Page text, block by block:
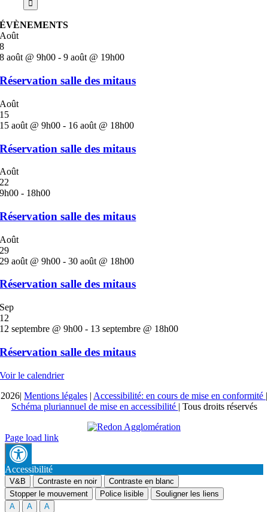
ÉVÈNEMENTS
Août
8
8 août @ 9h00 -9 août @ 19h00
Réservation salle des mitaus
Août
15
15 août @ 9h00 - 16 août @ 18h00
Réservation salle des mitaus
Août
22
9h00 - 18h00
Réservation salle des mitaus
Août
29
29 août @ 9h00 -30 août @ 18h00
Réservation salle des mitaus
Sep
12
12 septembre @ 9h00 - 13 septembre @ 18h00
Réservation salle des mitaus
Voir le calendrier
2026| Mentions légales | Accessibilité: en cours de mise en conformité |
Schéma pluriannuel de mise en accessibilité | Tous droits réservés
Page load link
Accessibilité
V&B Contraste en noir
Contraste en blanc
Stopper le mouvement
Police lisible
Souligner les liens
A
A A